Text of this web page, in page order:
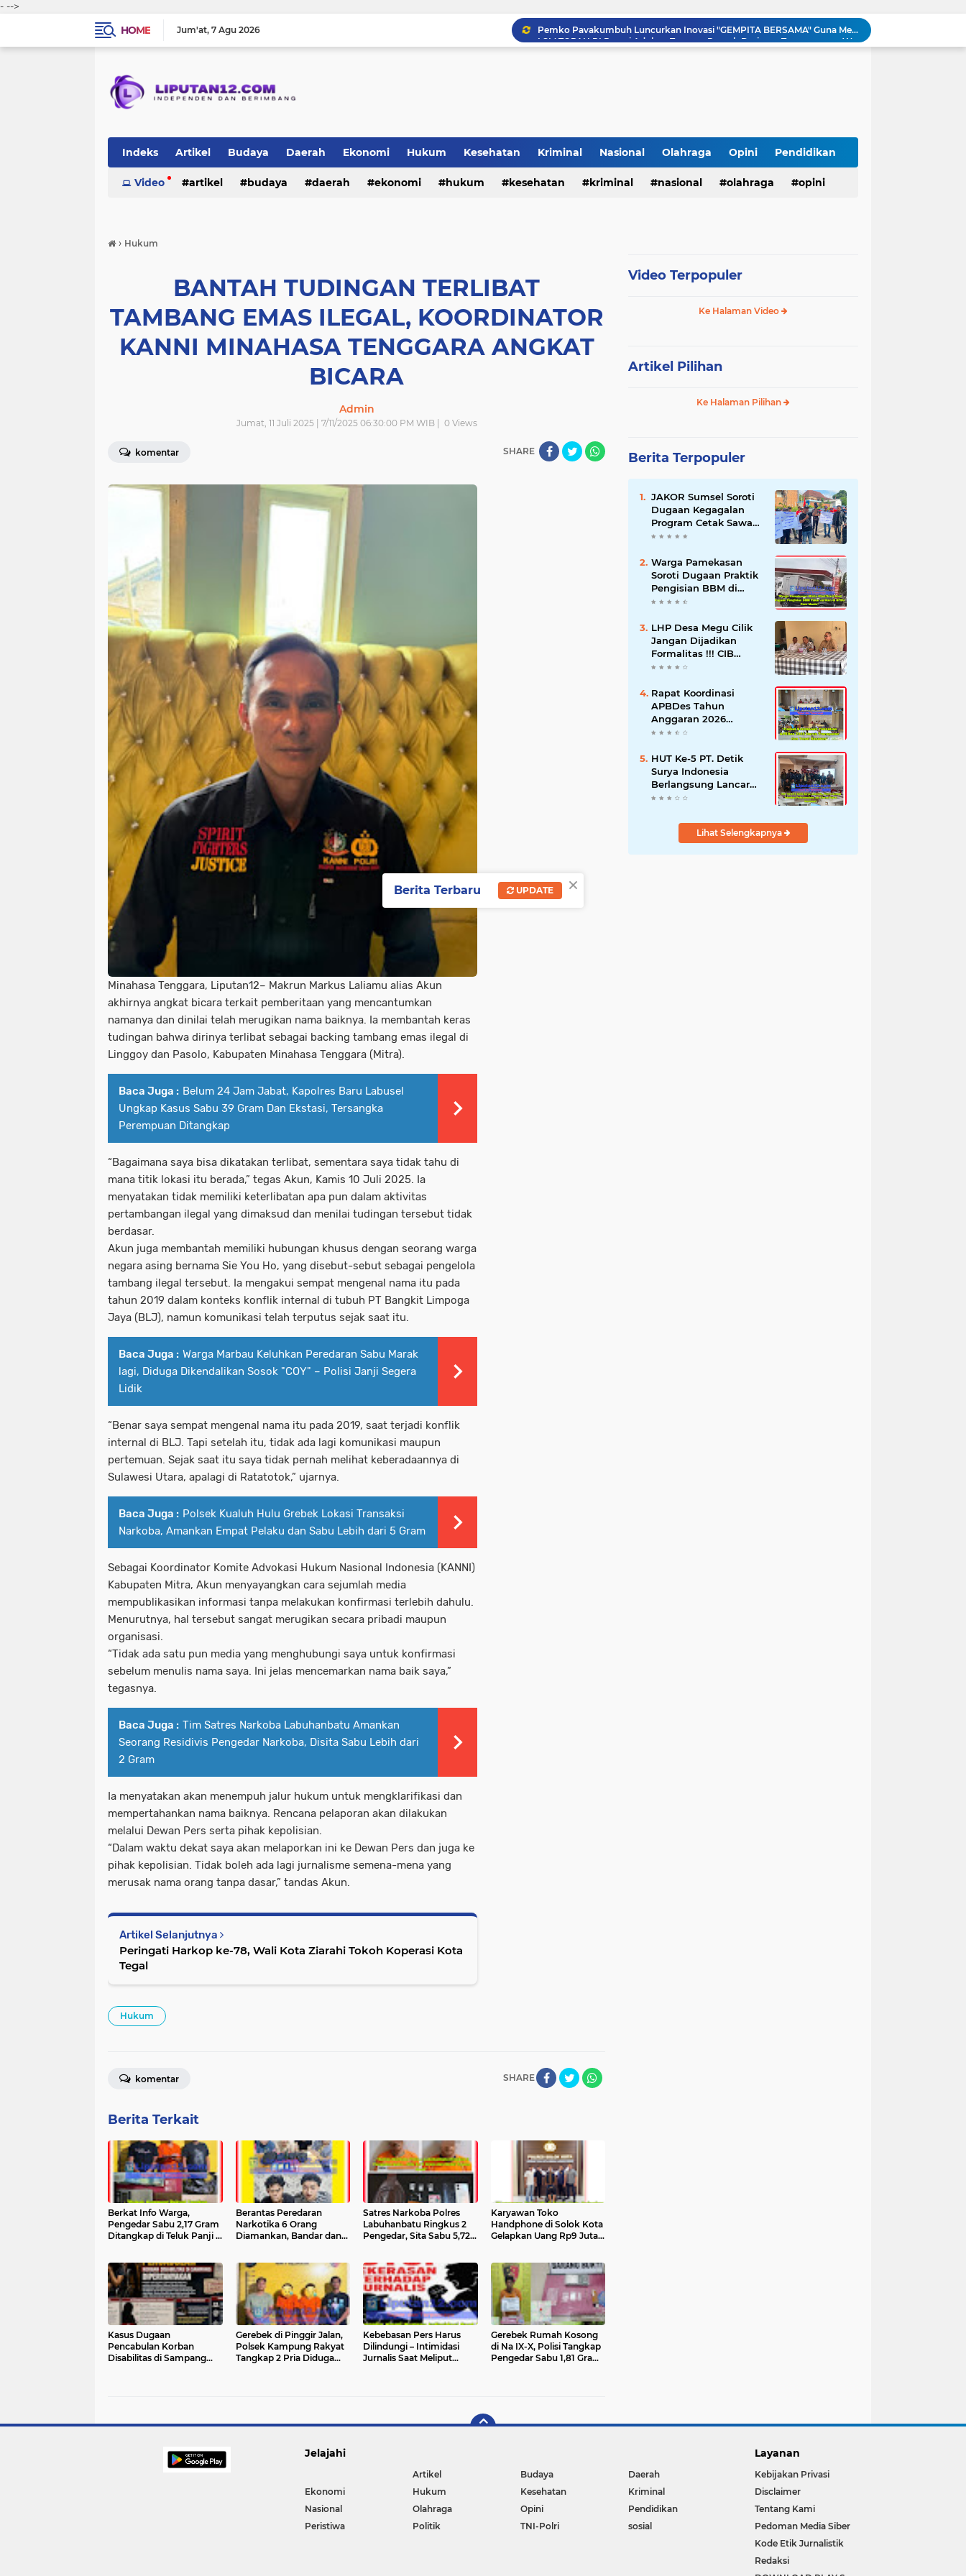
- -->
HOME
Jum'at 7 Agu 2026
LSM TOPAN RI Resmi Adukan Temuan Proyek Drainase Tenggumung Wetan ke Ditkrimsus Polda Jatim dan Kejati Jatim
Revitalisasi SD Negeri Banjarejo: Bangun Lima Ruang Kelas dan Ruang Administrasi, Hadirkan Harapan Baru bagi Siswa
Walikota Payakumbuh Bersama BPIP Dan Anggota Komisi XIII DPR RI Arizal Aziz Gelar Sosialisasi Empat Pilar MPR RI.
Indeks Artikel Budaya Daerah Ekonomi Hukum Kesehatan Kriminal Nasional Olahraga Opini Pendidikan
Peristiwa Politik TNI-Polri sosial
Video artikel budaya daerah ekonomi hukum kesehatan kriminal nasional olahraga opini
› Hukum
BANTAH TUDINGAN TERLIBAT
TAMBANG EMAS ILEGAL, KOORDINATOR
KANNI MINAHASA TENGGARA ANGKAT
BICARA
Admin
Jumat, 11 Juli 2025 | 7/11/2025 06:30:00 PM WIB | 0Views
komentar SHARE
Minahasa Tenggara, Liputan12– Makrun Markus Laliamu alias Akun
akhirnya angkat bicara terkait pemberitaan yang mencantumkan
namanya dan dinilai telah merugikan nama baiknya. Ia membantah keras
tudingan bahwa dirinya terlibat sebagai backing tambang emas ilegal di
Linggoy dan Pasolo, Kabupaten Minahasa Tenggara (Mitra).
Baca Juga : Belum 24 Jam Jabat, Kapolres Baru Labusel
Ungkap Kasus Sabu 39 Gram Dan Ekstasi, Tersangka
Perempuan Ditangkap
“Bagaimana saya bisa dikatakan terlibat, sementara saya tidak tahu di
mana titik lokasi itu berada,” tegas Akun, Kamis 10 Juli 2025. Ia
menyatakan tidak memiliki keterlibatan apa pun dalam aktivitas
pertambangan ilegal yang dimaksud dan menilai tudingan tersebut tidak
berdasar.
Akun juga membantah memiliki hubungan khusus dengan seorang warga
negara asing bernama Sie You Ho, yang disebut-sebut sebagai pengelola
tambang ilegal tersebut. Ia mengakui sempat mengenal nama itu pada
tahun 2019 dalam konteks konflik internal di tubuh PT Bangkit Limpoga
Jaya (BLJ), namun komunikasi telah terputus sejak saat itu.
Baca Juga : Warga Marbau Keluhkan Peredaran Sabu Marak
lagi, Diduga Dikendalikan Sosok "COY" – Polisi Janji Segera
Lidik
“Benar saya sempat mengenal nama itu pada 2019, saat terjadi konflik
internal di BLJ. Tapi setelah itu, tidak ada lagi komunikasi maupun
pertemuan. Sejak saat itu saya tidak pernah melihat keberadaannya di
Sulawesi Utara, apalagi di Ratatotok,” ujarnya.
Baca Juga : Polsek Kualuh Hulu Grebek Lokasi Transaksi
Narkoba, Amankan Empat Pelaku dan Sabu Lebih dari 5 Gram
Sebagai Koordinator Komite Advokasi Hukum Nasional Indonesia (KANNI)
Kabupaten Mitra, Akun menyayangkan cara sejumlah media
mempublikasikan informasi tanpa melakukan konfirmasi terlebih dahulu.
Menurutnya, hal tersebut sangat merugikan secara pribadi maupun
organisasi.
“Tidak ada satu pun media yang menghubungi saya untuk konfirmasi
sebelum menulis nama saya. Ini jelas mencemarkan nama baik saya,”
tegasnya.
Baca Juga : Tim Satres Narkoba Labuhanbatu Amankan
Seorang Residivis Pengedar Narkoba, Disita Sabu Lebih dari
2 Gram
Ia menyatakan akan menempuh jalur hukum untuk mengklarifikasi dan
mempertahankan nama baiknya. Rencana pelaporan akan dilakukan
melalui Dewan Pers serta pihak kepolisian.
“Dalam waktu dekat saya akan melaporkan ini ke Dewan Pers dan juga ke
pihak kepolisian. Tidak boleh ada lagi jurnalisme semena-mena yang
merusak nama orang tanpa dasar,” tandas Akun.
Artikel Selanjutnya
Peringati Harkop ke-78, Wali Kota Ziarahi Tokoh Koperasi Kota
Tegal
Hukum
SHARE
komentar
Berita Terkait
Berkat Info Warga,
Pengedar Sabu 2,17 Gram
Ditangkap di Teluk Panji II
Berantas Peredaran
Narkotika 6 Orang
Diamankan, Bandar dan
– Sita Shabu Lebih Dari 11
Gram
Satres Narkoba Polres
Labuhanbatu Ringkus 2
Pengedar, Sita Sabu 5,72
Dalam Pengejaran
Karyawan Toko
Handphone di Solok Kota
Gelapkan Uang Rp9 Juta
Runtuh Saat Diperiksa
Polisi
Kasus Dugaan
Pencabulan Korban
Disabilitas di Sampang
Gerebek di Pinggir Jalan,
Polsek Kampung Rakyat
Tangkap 2 Pria Diduga
Kebebasan Pers Harus
Dilindungi – Intimidasi
Jurnalis Saat Meliput
Gerebek Rumah Kosong
di Na IX-X, Polisi Tangkap
Pengedar Sabu 1,81 Gram
Video Terpopuler
Ke Halaman Video
Artikel Pilihan
Ke Halaman Pilihan
Berita Terpopuler
JAKOR Sumsel Soroti
Dugaan Kegagalan
Program Cetak Sawah
Rp105 Miliar di Ogan
Pertanian Mundur
Warga Pamekasan
Soroti Dugaan Praktik
Pengisian BBM di
SPBU Cem Manis,
Pengawasan
LHP Desa Megu Cilik
Jangan Dijadikan
Formalitas !!! CIB
Desak Inspektorat
dan Hentikan Dugaan
Permainan Oknum
Rapat Koordinasi
APBDes Tahun
Anggaran 2026
Semester II,
Sokobanah Libatkan 12
Desa
HUT Ke-5 PT. Detik
Surya Indonesia
Berlangsung Lancar
dan Profesional,
Wartawan
Lihat Selengkapnya
Jelajahi
Artikel Budaya
Daerah
Ekonomi
Hukum Kesehatan
Kriminal
Nasional
Olahraga Opini
Pendidikan
Peristiwa
Politik TNI-Polri sosial
Layanan
Kebijakan Privasi
Disclaimer
Tentang Kami
Pedoman Media Siber
Kode Etik Jurnalistik
Redaksi
×
Berita Terbaru UPDATE